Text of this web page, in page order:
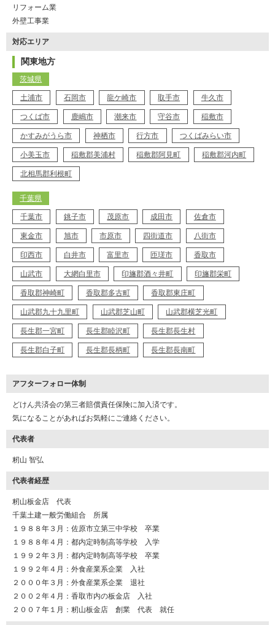
リフォーム業
外壁工事業
対応エリア
関東地方
茨城県
土浦市 石岡市 龍ケ崎市 取手市 牛久市
つくば市 鹿嶋市 潮来市 守谷市 稲敷市
かすみがうら市 神栖市 行方市 つくばみらい市
小美玉市 稲敷郡美浦村 稲敷郡阿見町 稲敷郡河内町
北相馬郡利根町
千葉県
千葉市 銚子市 茂原市 成田市 佐倉市
東金市 旭市 市原市 四街道市 八街市
印西市 白井市 富里市 匝瑳市 香取市
山武市 大網白里市 印旛郡酒々井町 印旛郡栄町
香取郡神崎町 香取郡多古町 香取郡東庄町
山武郡九十九里町 山武郡芝山町 山武郡横芝光町
長生郡一宮町 長生郡睦沢町 長生郡長生村
長生郡白子町 長生郡長柄町 長生郡長南町
アフターフォロー体制
どけん共済会の第三者賠償責任保険に加入済です。
気になることがあればお気軽にご連絡ください。
代表者
籾山 智弘
代表者経歴
籾山板金店 代表
千葉土建一般労働組合 所属
１９８８年３月：佐原市立第三中学校 卒業
１９８８年４月：都内定時制高等学校 入学
１９９２年３月：都内定時制高等学校 卒業
１９９２年４月：外食産業系企業 入社
２０００年３月：外食産業系企業 退社
２００２年４月：香取市内の板金店 入社
２００７年１月：籾山板金店 創業 代表 就任